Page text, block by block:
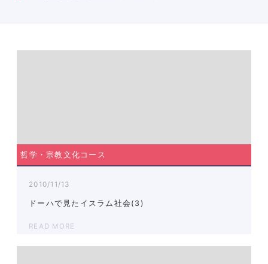
哲学・宗教文化コース
2010/11/13
ドーハで見たイスラム社会(3)
READ MORE